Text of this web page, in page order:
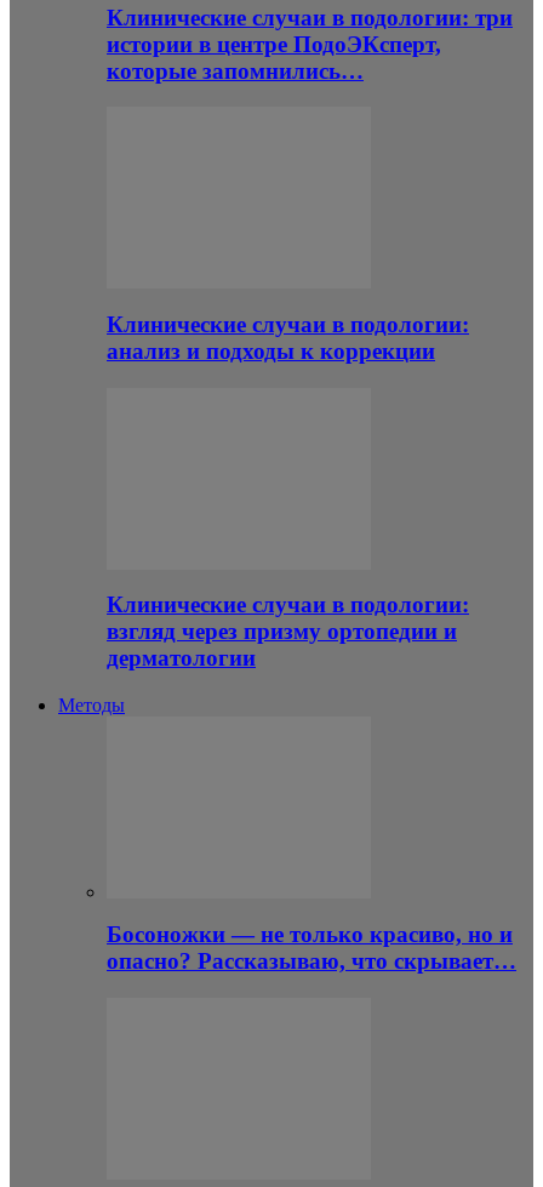
Клинические случаи в подологии: три
истории в центре ПодоЭКсперт,
которые запомнились…
Клинические случаи в подологии:
анализ и подходы к коррекции
Клинические случаи в подологии:
взгляд через призму ортопедии и
дерматологии
Методы
Босоножки — не только красиво, но и
опасно? Рассказываю, что скрывает…